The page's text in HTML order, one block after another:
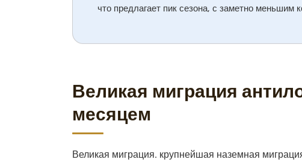
что предлагает пик сезона, с заметно меньшим
Великая миграция
месяцем
Великая миграция. крупнейшая наземная